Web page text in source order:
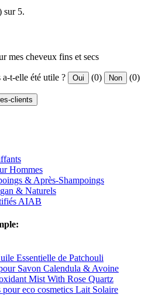
sur 5.
mes cheveux fins et secs
t-elle été utile ? Oui (0) Non (0)
clients
Hommes
& Après-Shampoings
& Naturels
AIAB
Essentielle de Patchouli
Savon Calendula & Avoine
Mist With Rose Quartz
eco cosmetics Lait Solaire